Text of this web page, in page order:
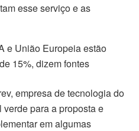
esse serviço e as
e União Europeia estão
15%, dizem fontes
empresa de tecnologia do
para a proposta e
em algumas